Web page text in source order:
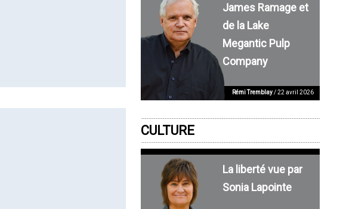
James Ramage et
de la Lake
Megantic Pulp
Company
Rémi Tremblay/ 22 avril 2026
CULTURE
La liberté vue par
Sonia Lapointe